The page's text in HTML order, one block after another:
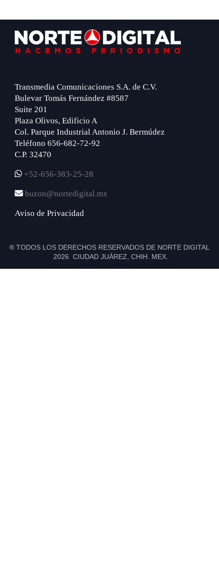
Footer
Transmedia Comunicaciones S.A. de C.V.
Bulevar Tomás Fernández #8587
Suite 201
Plaza Olivos, Edificio A
Col. Parque Industrial Antonio J. Bermúdez
Teléfono 656-682-72-92
C.P. 32470
+52-656-383-25-28
buzon@nortedigital.mx
Aviso de Privacidad
® TODOS LOS DERECHOS RESERVADOS DE NORTE DIGITAL
2026 CIUDAD JUÁREZ, CHIH. MEX.